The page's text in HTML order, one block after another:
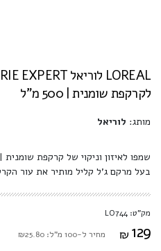
לקרקפת שומנית | 500 מ"ל
מותג: לוריאל
שמפו לאיזון וניקוי של קרקפת
בעל מרקם ג'ל קליל מותיר את עור
מק"ט: LO744
₪ 129 מחיר ל-100 מ"ל: ₪25.80